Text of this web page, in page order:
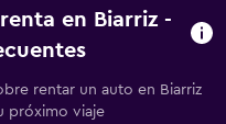
en Biarriz -
rentar un auto en Biarriz
próximo viaje